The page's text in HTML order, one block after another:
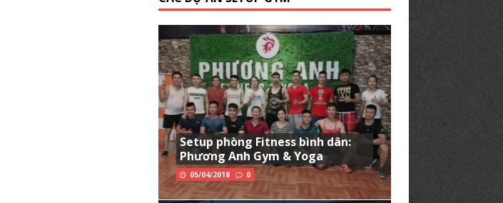
Setup phòng Fitness bình dân:
Phương Anh Gym & Yoga
05/04/2018 0